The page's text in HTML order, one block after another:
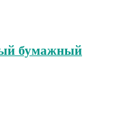
бумажный